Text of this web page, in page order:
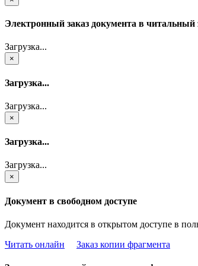
Электронный заказ документа в читальный
Загрузка...
×
Загрузка...
Загрузка...
×
Загрузка...
Загрузка...
×
Документ в свободном доступе
Документ находится в открытом доступе в
Читать онлайн
Заказ копии фрагмента